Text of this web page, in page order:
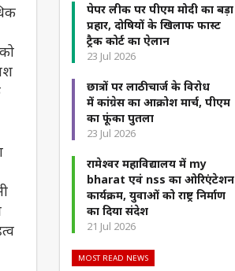
पेपर लीक पर पीएम मोदी का बड़ा
प्रहार, दोषियों के खिलाफ फास्ट
ट्रैक कोर्ट का ऐलान
23 Jul 2026
छात्रों पर लाठीचार्ज के विरोध
में कांग्रेस का आक्रोश मार्च, पीएम
का फूंका पुतला
23 Jul 2026
रामेश्वर महाविद्यालय में my
bharat एवं nss का ओरिएंटेशन
कार्यक्रम, युवाओं को राष्ट्र निर्माण
का दिया संदेश
21 Jul 2026
MOST READ NEWS